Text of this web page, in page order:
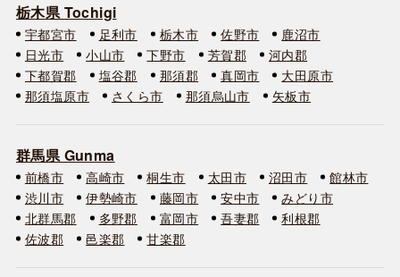
栃木県 Tochigi
宇都宮市 足利市 栃木市 佐野市
鹿沼市
日光市
小山市 下野市 芳賀郡
河内郡
下都賀郡
塩谷郡 那須郡 真岡市
大田原市
那須塩原市
さくら市 那須烏山市 矢板市
群馬県 Gunma
前橋市 高崎市 桐生市 太田市 沼田市
館林市
渋川市
伊勢崎市 藤岡市 安中市
みどり市
北群馬郡
多野郡 富岡市 吾妻郡
利根郡
佐波郡
邑楽郡 甘楽郡